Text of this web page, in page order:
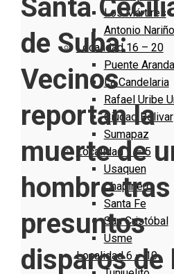
Los Mártires
Antonio Nariño
Localidad 16 – 20
Puente Aranda
La Candelaria
Rafael Uribe
Ciudad Bolivar
Sumapaz
Localidad 1 – 5
Usaquen
Chapinero
Santa Fe
San Cristóbal
Usme
Localidad 6 – 10
Santa
de Suba:
Vecinos
reportan la
muerte de
hombre tras
presuntos
disparos de